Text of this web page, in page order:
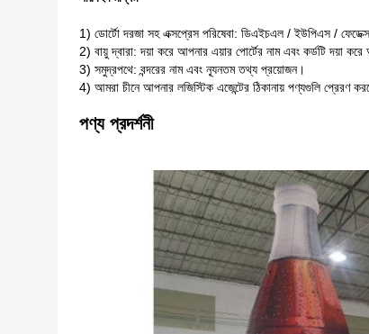
1) ডোর্টো দরজা সহ এক্সপ্রেস পরিষেবা: ডিএইচএল / ইউপিএস /
2) বায়ু দ্বারা: দয়া করে আপনার এয়ার পোর্টের নাম এবং কর্ডটি দয়া করে
3) সমুদ্রপথে: বন্দরের নাম এবং ন্যূনতম তথ্য প্রয়োজন।
4) আমরা চীনে আপনার লজিস্টিক এজেন্টের ঠিকানায় পণ্যগুলি প্রেরণ
পণ্য প্রদর্শনী